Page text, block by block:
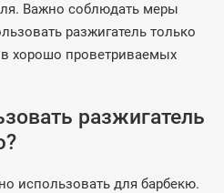
Важно соблюдать меры
разжигатель только
хорошо проветриваемых
разжигатель
использовать для барбекю.